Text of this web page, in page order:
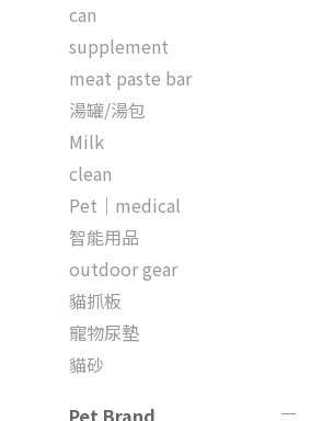
can
supplement
meat paste bar
湯罐/湯包
Milk
clean
Pet｜medical
智能用品
outdoor gear
貓抓板
寵物尿墊
貓砂
Pet Brand